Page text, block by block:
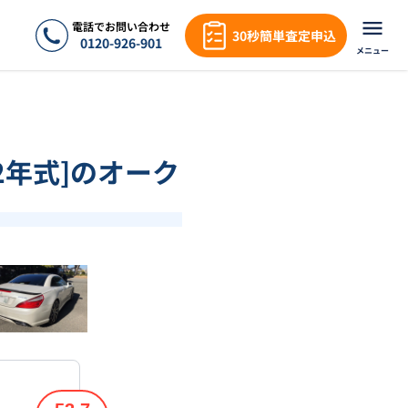
電話でお問い合わせ
0120-926-901 30秒簡単査定申込
メニュー
式]のオーク
1/17